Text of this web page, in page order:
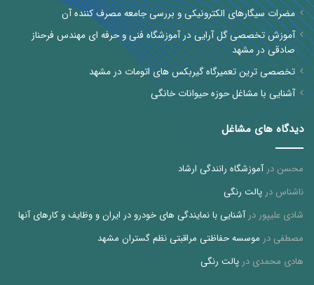
مضرات سیگارهای الکترونیکی و بررسی جامعه مصرف کننده آن
آموزش تخصصی گل آرایی در آموزشگاه فنی و حرفه ای مهندس فرحناز
صادقی در مشهد
تخصصی ترین تعمیرگاه گیربکس های اتومات در مشهد
آشنایی با مشاغل حوزه حیوانات خانگی
دیدگاه های مشاغل
محسن درآموزشگاه رانندگی ارشاد
ناشناس در پالت رنگی
شادی علیپور درآشنایی با نمایندگی های خودرو در ایران و وظایف و کارهای آنها
مصطفی در موسسه حفاظتی مراقبتی نظم گستران مشهد
هادی محمدی در پالت رنگی